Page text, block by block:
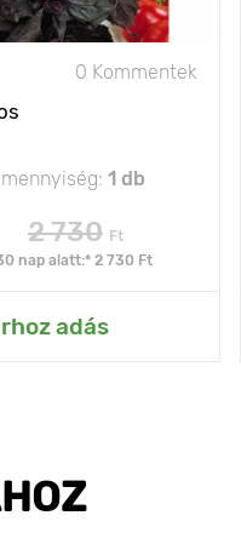
0 Kommentek
1 db
2 730 Ft
nap alatt:* 2 730 Ft
adás